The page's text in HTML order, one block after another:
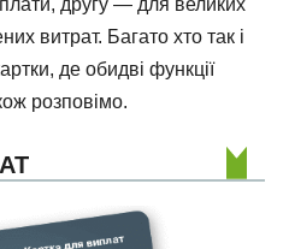
витрат. Багато хто так і
де обидві функції
розповімо.